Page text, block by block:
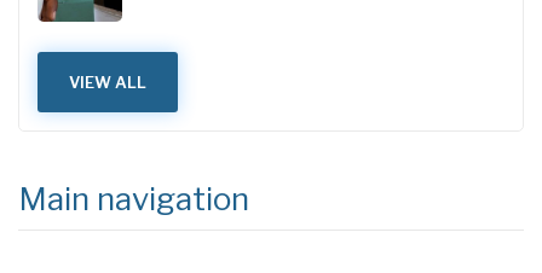
VIEW ALL
Main navigation